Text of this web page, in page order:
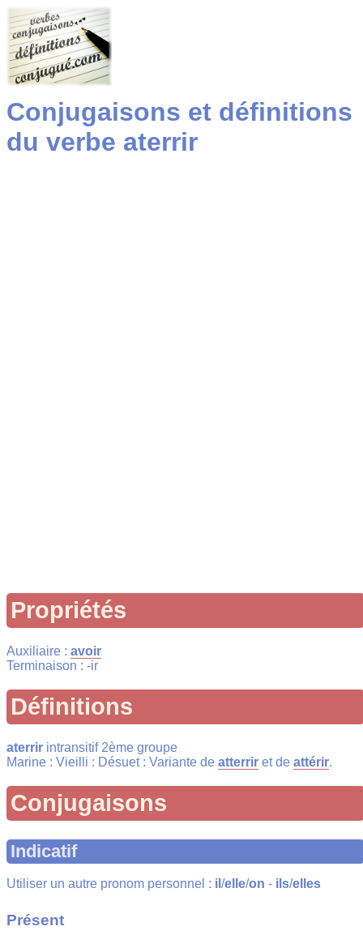
Conjugaisons et définitions
du verbe aterrir
Propriétés
Auxiliaire : avoir
Terminaison : -ir
Définitions
aterrir intransitif 2ème groupe
Marine : Vieilli : Désuet : Variante de atterrir et de attérir.
Conjugaisons
Indicatif
Utiliser un autre pronom personnel : il /elle/on - ils/elles
Présent